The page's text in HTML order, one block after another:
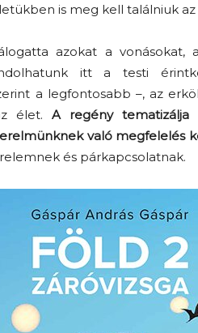
is meg kell találniuk az
azokat a vonásokat,
itt a testi
a legfontosabb –, az
élet. A regény
való megfelelés
és párkapcsolatnak.
–